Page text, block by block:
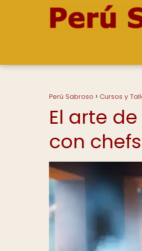
Perú Sabroso Cursos y
El arte
con